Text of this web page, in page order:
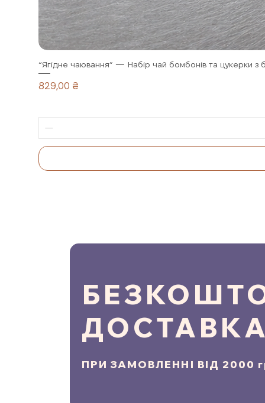
“Ягідне чаювання” — Набір чай бомбонів та цукерки з
Ціна
829,00 ₴
ПРИ ЗАМОВЛЕННІ ВІД 2000